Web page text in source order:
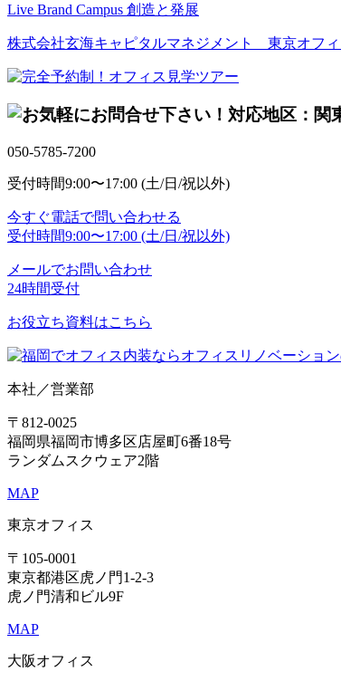
Live Brand Campus 創造と発展
株式会社玄海キャピタルマネジメント 東京オフ
対応地区：関
050-5785-7200
受付時間9:00〜17:00 (土/日/祝以外)
今すぐ電話で問い合わせる
受付時間9:00〜17:00 (土/日/祝以外)
メールでお問い合わせ
24時間受付
お役立ち資料はこちら
本社／営業部
〒812-0025
福岡県福岡市博多区店屋町6番18号
ランダムスクウェア2階
MAP
東京オフィス
〒105-0001
東京都港区虎ノ門1-2-3
虎ノ門清和ビル9F
MAP
大阪オフィス